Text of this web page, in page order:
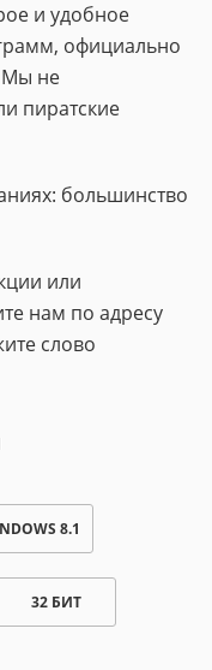
и удобное
официально
Мы не
пиратские
большинство
или
нам по адресу
слово
8.1
32 БИТ